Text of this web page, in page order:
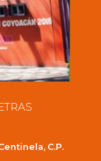
C.P.